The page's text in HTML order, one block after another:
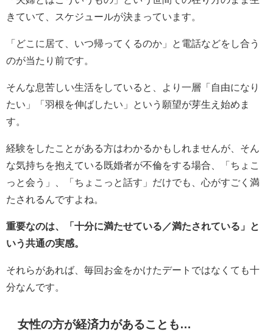
きていて、スケジュールが決まっています。
「どこに居て、いつ帰ってくるのか」と電話などをし合う
のが当たり前です。
そんな息苦しい生活をしていると、より一層「自由になり
たい」「羽根を伸ばしたい」という願望が芽生え始めま
す。
経験をしたことがある方はわかるかもしれませんが、そん
な気持ちを抱えている既婚者が不倫をする場合、「ちょこ
っと会う」、「ちょこっと話す」だけでも、心がすごく満
たされるんですよね。
重要なのは、「十分に満たせている／満たされている」と
いう共通の実感。
それらがあれば、毎回お金をかけたデートではなくても十
分なんです。
女性の方が経済力があることも…